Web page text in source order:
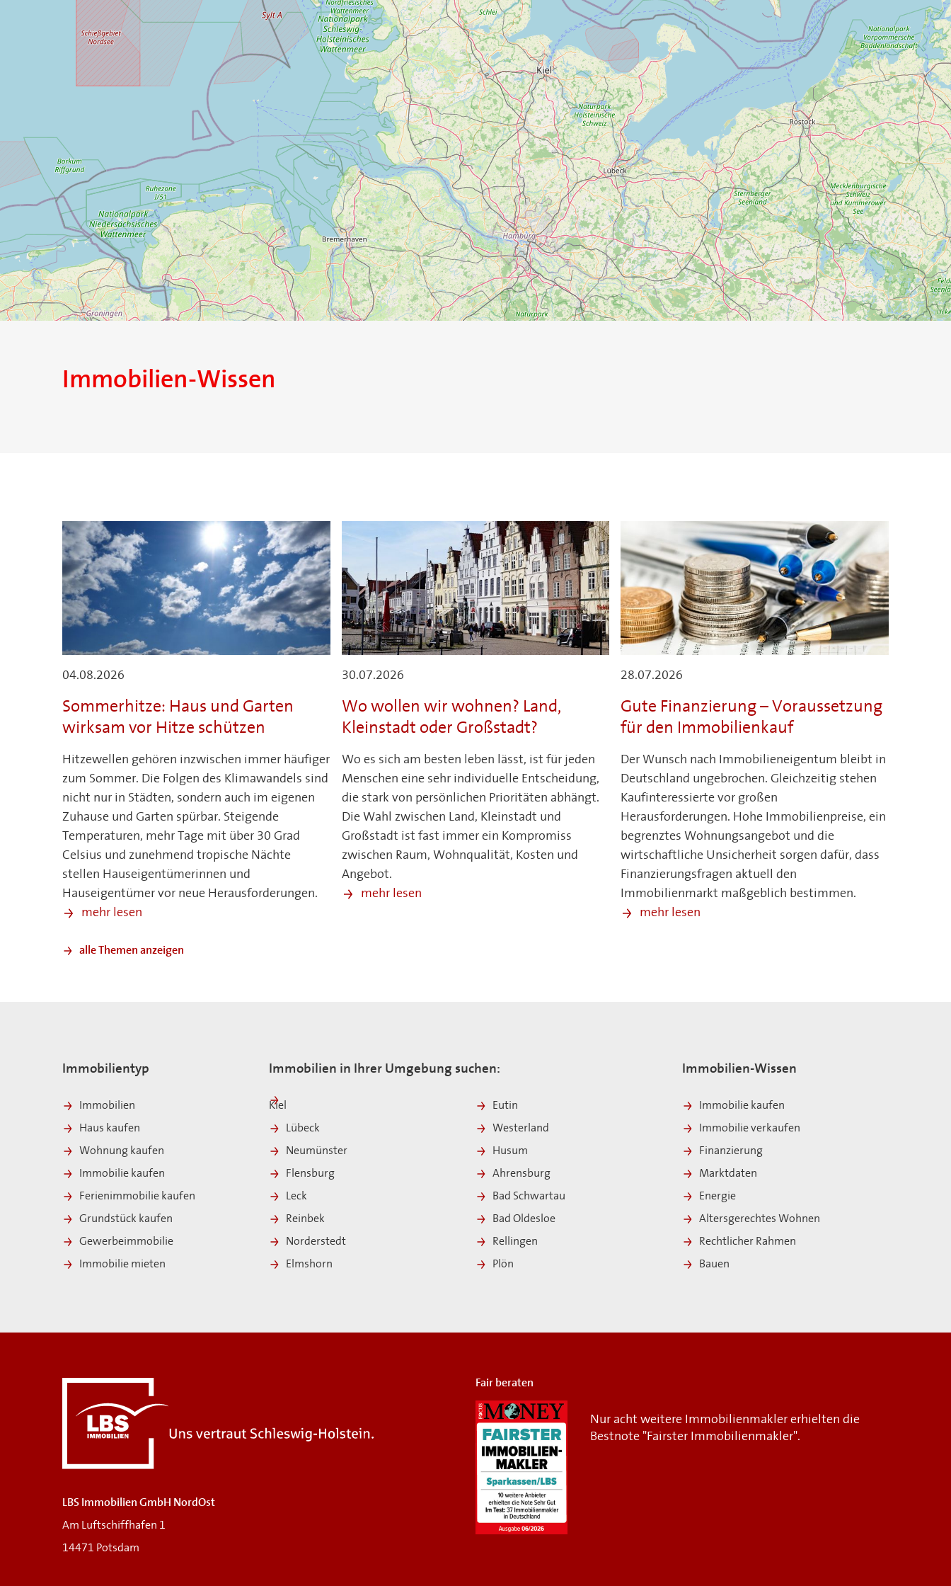
Immobilien-Wissen
04.08.2026
Sommerhitze: Haus und Garten
wirksam vor Hitze schützen
Hitzewellen gehören inzwischen immer häufiger
zum Sommer. Die Folgen des Klimawandels sind
nicht nur in Städten, sondern auch im eigenen
Zuhause und Garten spürbar. Steigende
Temperaturen, mehr Tage mit über 30 Grad
Celsius und zunehmend tropische Nächte
stellen Hauseigentümerinnen und
Hauseigentümer vor neue Herausforderungen.
mehr lesen
30.07.2026
Wo wollen wir wohnen? Land,
Kleinstadt oder Großstadt?
Wo es sich am besten leben lässt, ist für jeden
Menschen eine sehr individuelle Entscheidung,
die stark von persönlichen Prioritäten abhängt.
Die Wahl zwischen Land, Kleinstadt und
Großstadt ist fast immer ein Kompromiss
zwischen Raum, Wohnqualität, Kosten und
Angebot.
mehr lesen
28.07.2026
Gute Finanzierung – Voraussetzung
für den Immobilienkauf
Der Wunsch nach Immobilieneigentum bleibt in
Deutschland ungebrochen. Gleichzeitig stehen
Kaufinteressierte vor großen
Herausforderungen. Hohe Immobilienpreise, ein
begrenztes Wohnungsangebot und die
wirtschaftliche Unsicherheit sorgen dafür, dass
Finanzierungsfragen aktuell den
Immobilienmarkt maßgeblich bestimmen.
mehr lesen
alle Themen anzeigen
Immobilientyp
Immobilien
Haus kaufen
Wohnung kaufen
Immobilie kaufen
Ferienimmobilie kaufen
Grundstück kaufen
Gewerbeimmobilie
Immobilie mieten
Immobilien in Ihrer Umgebung suchen:
Kiel
Lübeck
Neumünster
Flensburg
Leck
Reinbek
Norderstedt
Elmshorn
Eutin
Westerland
Husum
Ahrensburg
Bad Schwartau
Bad Oldesloe
Rellingen
Plön
Immobilien-Wissen
Immobilie kaufen
Immobilie verkaufen
Finanzierung
Marktdaten
Energie
Altersgerechtes Wohnen
Rechtlicher Rahmen
Bauen
LBS Immobilien GmbH NordOst
Am Luftschiffhafen 1
14471 Potsdam
Fair beraten
Nur acht weitere Immobilienmakler erhielten die
Bestnote "Fairster Immobilienmakler".